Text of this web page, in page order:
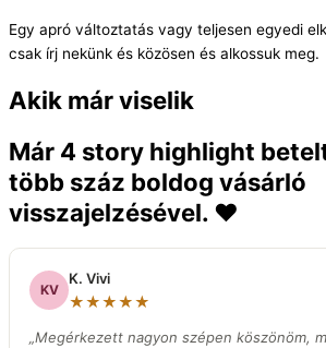
Egy apró változtatás vagy teljesen egyedi
csak írj nekünk és közösen és alkossuk meg.
Akik már viselik
Már 4 story highlight
több száz boldog vásárló
visszajelzésével. ❤️
KV
K. Vivi
★★★★★
„Megérkezett nagyon szépen köszönöm,